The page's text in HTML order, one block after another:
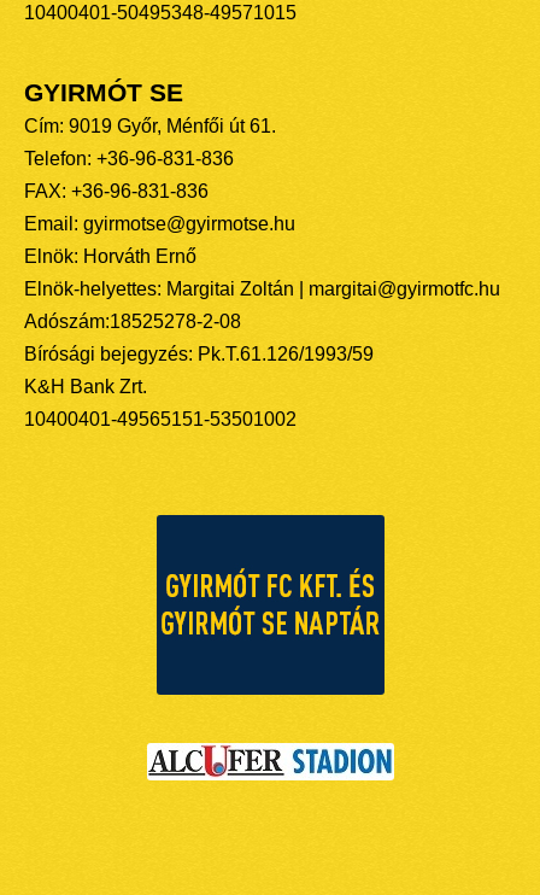
10400401-50495348-49571015
GYIRMÓT SE
Cím: 9019 Győr, Ménfői út 61.
Telefon: +36-96-831-836
FAX: +36-96-831-836
Email: gyirmotse@gyirmotse.hu
Elnök: Horváth Ernő
Elnök-helyettes: Margitai Zoltán | margitai@gyirmotfc.hu
Adószám:18525278-2-08
Bírósági bejegyzés: Pk.T.61.126/1993/59
K&H Bank Zrt.
10400401-49565151-53501002